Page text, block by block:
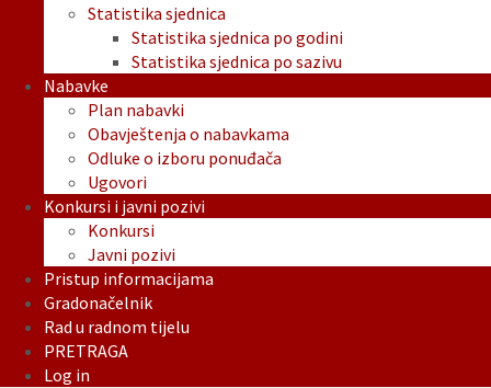
Statistika sjednica
Statistika sjednica po godini
Statistika sjednica po sazivu
Nabavke
Plan nabavki
Obavještenja o nabavkama
Odluke o izboru ponuđača
Ugovori
Konkursi i javni pozivi
Konkursi
Javni pozivi
Pristup informacijama
Gradonačelnik
Rad u radnom tijelu
PRETRAGA
Log in